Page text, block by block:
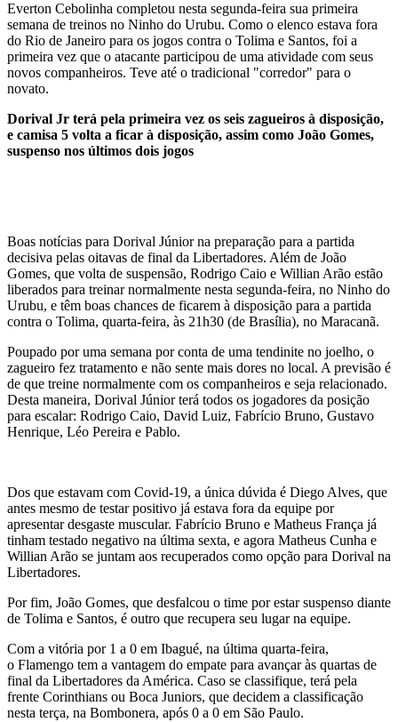
Everton Cebolinha completou nesta segunda-feira sua primeira
semana de treinos no Ninho do Urubu. Como o elenco estava fora
do Rio de Janeiro para os jogos contra o Tolima e Santos, foi a
primeira vez que o atacante participou de uma atividade com seus
novos companheiros. Teve até o tradicional "corredor" para o
novato.
Dorival Jr terá pela primeira vez os seis zagueiros à disposição,
e camisa 5 volta a ficar à disposição, assim como João Gomes,
suspenso nos últimos dois jogos
Boas notícias para Dorival Júnior na preparação para a partida
decisiva pelas oitavas de final da Libertadores. Além de João
Gomes, que volta de suspensão, Rodrigo Caio e Willian Arão estão
liberados para treinar normalmente nesta segunda-feira, no Ninho do
Urubu, e têm boas chances de ficarem à disposição para a partida
contra o Tolima, quarta-feira, às 21h30 (de Brasília), no Maracanã.
Poupado por uma semana por conta de uma tendinite no joelho, o
zagueiro fez tratamento e não sente mais dores no local. A previsão é
de que treine normalmente com os companheiros e seja relacionado.
Desta maneira, Dorival Júnior terá todos os jogadores da posição
para escalar: Rodrigo Caio, David Luiz, Fabrício Bruno, Gustavo
Henrique, Léo Pereira e Pablo.
Dos que estavam com Covid-19, a única dúvida é Diego Alves, que
antes mesmo de testar positivo já estava fora da equipe por
apresentar desgaste muscular. Fabrício Bruno e Matheus França já
tinham testado negativo na última sexta, e agora Matheus Cunha e
Willian Arão se juntam aos recuperados como opção para Dorival na
Libertadores.
Por fim, João Gomes, que desfalcou o time por estar suspenso diante
de Tolima e Santos, é outro que recupera seu lugar na equipe.
Com a vitória por 1 a 0 em Ibagué, na última quarta-feira,
o Flamengo tem a vantagem do empate para avançar às quartas de
final da Libertadores da América. Caso se classifique, terá pela
frente Corinthians ou Boca Juniors, que decidem a classificação
nesta terça, na Bombonera, após 0 a 0 em São Paulo.